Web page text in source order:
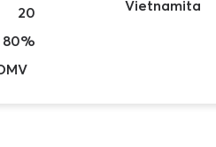
20
80%
Vietnamita